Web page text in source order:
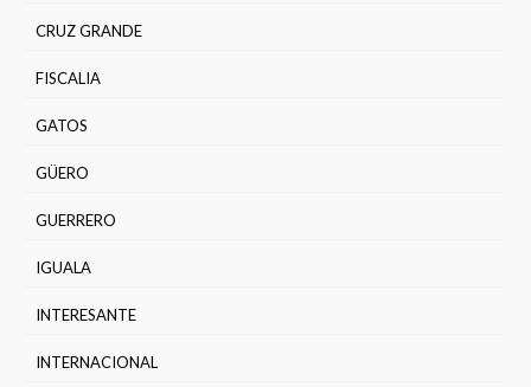
CRUZ GRANDE
FISCALIA
GATOS
GÜERO
GUERRERO
IGUALA
INTERESANTE
INTERNACIONAL